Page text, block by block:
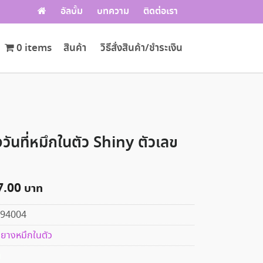
อัลบั้ม บทความ ติดต่อเรา
สินค้า วิธีสั่งสินค้า/ชำระเงิน
0 items
นที่หมึกในตัว Shiny ตัวเลข
างหมึกในตัว